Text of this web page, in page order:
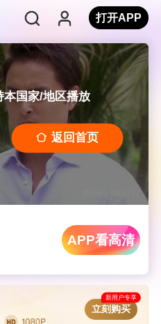
打开APP
本国家/地区播放
返回首页
APP看高清
新用户专享
立刻购买